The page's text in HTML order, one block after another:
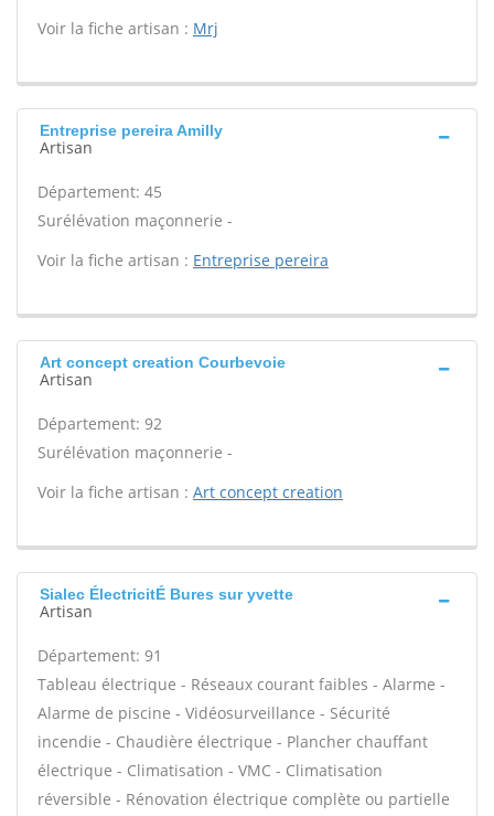
Voir la fiche artisan : Mrj
Entreprise pereira Amilly
Artisan
Département: 45
Surélévation maçonnerie -
Voir la fiche artisan : Entreprise pereira
Art concept creation Courbevoie
Artisan
Département: 92
Surélévation maçonnerie -
Voir la fiche artisan : Art concept creation
Sialec ÉlectricitÉ Bures sur yvette
Artisan
Département: 91
Tableau électrique - Réseaux courant faibles - Alarme -
Alarme de piscine - Vidéosurveillance - Sécurité
incendie - Chaudière électrique - Plancher chauffant
électrique - Climatisation - VMC - Climatisation
réversible - Rénovation électrique complète ou partielle